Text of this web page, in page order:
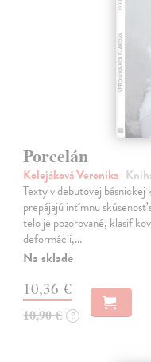
Porcelán
Kolejáková Veronika|
Texty v debutovej
prepájajú intímnu
telo je pozorované,
deformácii,…
Na sklade
10,36 €
10,90 € ?